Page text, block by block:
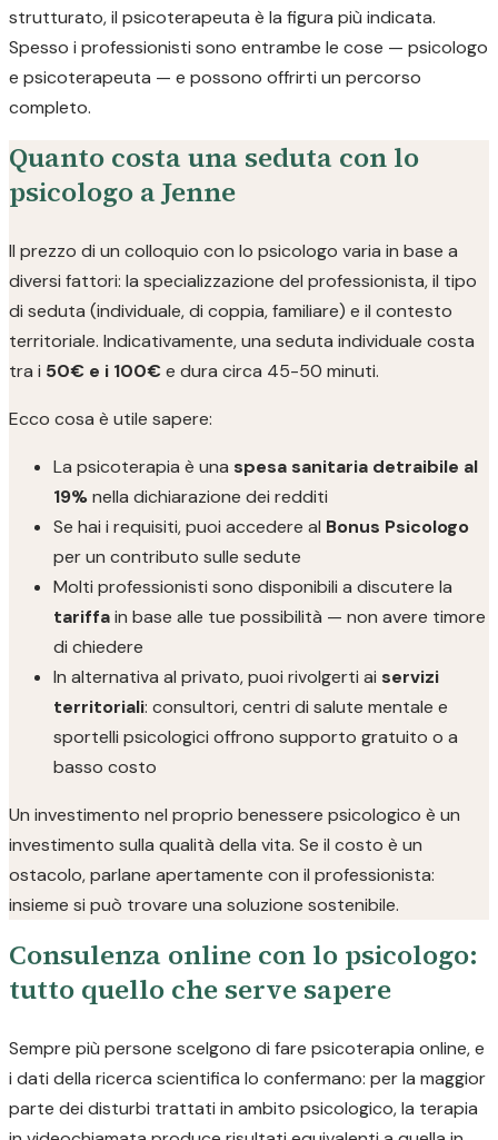
strutturato, il psicoterapeuta è la figura più indicata.
Spesso i professionisti sono entrambe le cose — psicologo
e psicoterapeuta — e possono offrirti un percorso
completo.
Quanto costa una seduta con lo
psicologo a Jenne
Il prezzo di un colloquio con lo psicologo varia in base a
diversi fattori: la specializzazione del professionista, il tipo
di seduta (individuale, di coppia, familiare) e il contesto
territoriale. Indicativamente, una seduta individuale costa
tra i 50€ e i 100€ e dura circa 45-50 minuti.
Ecco cosa è utile sapere:
La psicoterapia è una spesa sanitaria detraibile al
19%nella dichiarazione dei redditi
Se hai i requisiti, puoi accedere al Bonus Psicologo
per un contributo sulle sedute
Molti professionisti sono disponibili a discutere la
tariffain base alle tue possibilità — non avere timore
di chiedere
In alternativa al privato, puoi rivolgerti ai servizi
territoriali: consultori, centri di salute mentale e
sportelli psicologici offrono supporto gratuito o a
basso costo
Un investimento nel proprio benessere psicologico è un
investimento sulla qualità della vita. Se il costo è un
ostacolo, parlane apertamente con il professionista:
insieme si può trovare una soluzione sostenibile.
Consulenza online con lo psicologo:
tutto quello che serve sapere
Sempre più persone scelgono di fare psicoterapia online, e
i dati della ricerca scientifica lo confermano: per la maggior
parte dei disturbi trattati in ambito psicologico, la terapia